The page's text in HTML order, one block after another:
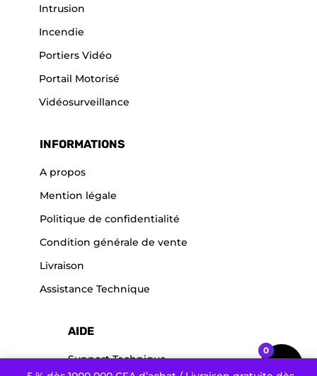
Intrusion
Incendie
Portiers Vidéo
Portail Motorisé
Vidéosurveillance
INFORMATIONS
A propos
Mention légale
Politique de confidentialité
Condition générale de vente
Livraison
Assistance Technique
AIDE
Support Technique
0